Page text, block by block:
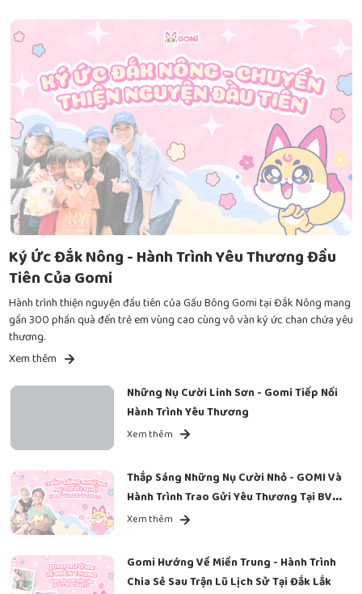
Ký Ức Đắk Nông - Hành Trình Yêu Thương Đầu
Tiên Của Gomi
Hành trình thiện nguyện đầu tiên của Gấu Bông Gomi tại Đắk Nông mang
gần 300 phần quà đến trẻ em vùng cao cùng vô vàn ký ức chan chứa yêu
thương.
Xem thêm
Những Nụ Cười Linh Sơn - Gomi Tiếp Nối
Hành Trình Yêu Thương
Xem thêm
Thắp Sáng Những Nụ Cười Nhỏ - GOMI Và
Hành Trình Trao Gửi Yêu Thương Tại BV
Ung Bướu
Xem thêm
Gomi Hướng Về Miền Trung - Hành Trình
Chia Sẻ Sau Trận Lũ Lịch Sử Tại Đắk Lắk